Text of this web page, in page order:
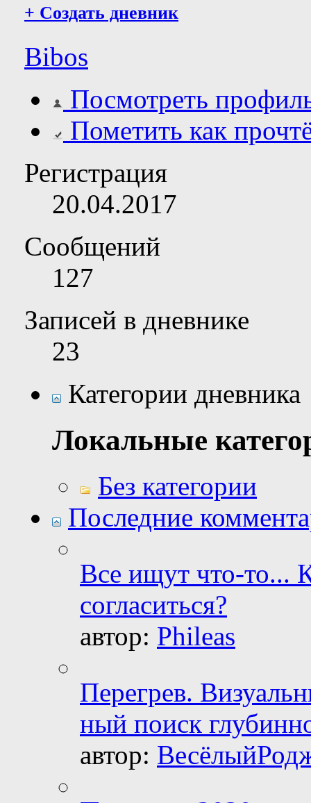
+ Создать дневник
Bibos
Посмотреть
Пометить как
Регистрация
20.04.2017
Сообщений
127
Записей в дневнике
23
Категории дневника
Локальные
Без категории
Последние
Все ищут что-то...
согласиться?
автор: Phileas
Перегрев.
ный поиск
автор: